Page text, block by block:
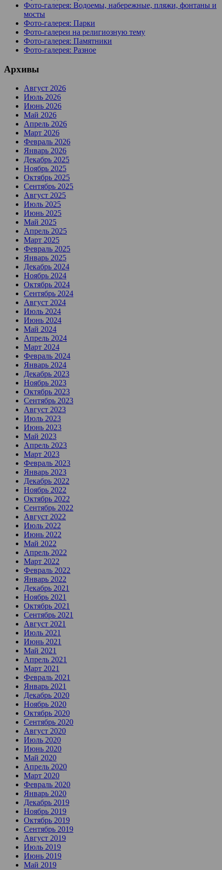
Фото-галерея: Водоемы, набережные, пляжи, фонтаны и
мосты
Фото-галерея: Парки
Фото-галереи на религиозную тему
Фото-галерея: Памятники
Фото-галерея: Разное
Архивы
Август 2026
Июль 2026
Июнь 2026
Май 2026
Апрель 2026
Март 2026
Февраль 2026
Январь 2026
Декабрь 2025
Ноябрь 2025
Октябрь 2025
Сентябрь 2025
Август 2025
Июль 2025
Июнь 2025
Май 2025
Апрель 2025
Март 2025
Февраль 2025
Январь 2025
Декабрь 2024
Ноябрь 2024
Октябрь 2024
Сентябрь 2024
Август 2024
Июль 2024
Июнь 2024
Май 2024
Апрель 2024
Март 2024
Февраль 2024
Январь 2024
Декабрь 2023
Ноябрь 2023
Октябрь 2023
Сентябрь 2023
Август 2023
Июль 2023
Июнь 2023
Май 2023
Апрель 2023
Март 2023
Февраль 2023
Январь 2023
Декабрь 2022
Ноябрь 2022
Октябрь 2022
Сентябрь 2022
Август 2022
Июль 2022
Июнь 2022
Май 2022
Апрель 2022
Март 2022
Февраль 2022
Январь 2022
Декабрь 2021
Ноябрь 2021
Октябрь 2021
Сентябрь 2021
Август 2021
Июль 2021
Июнь 2021
Май 2021
Апрель 2021
Март 2021
Февраль 2021
Январь 2021
Декабрь 2020
Ноябрь 2020
Октябрь 2020
Сентябрь 2020
Август 2020
Июль 2020
Июнь 2020
Май 2020
Апрель 2020
Март 2020
Февраль 2020
Январь 2020
Декабрь 2019
Ноябрь 2019
Октябрь 2019
Сентябрь 2019
Август 2019
Июль 2019
Июнь 2019
Май 2019